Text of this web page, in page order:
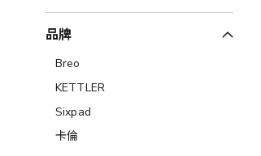
品牌
Breo
KETTLER
Sixpad
卡倫